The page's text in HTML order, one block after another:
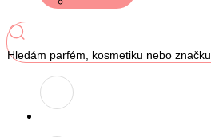
Hledám parfém, kosmetiku nebo značku